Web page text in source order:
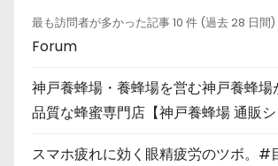
最も訪問者が多かった記事 10 件 (過去 28 日間)
Forum
神戸養蜂場・養蜂場を営む神戸養蜂場
品質な蜂蜜専門店【神戸養蜂場 通販シ
スマホ疲れに効く眼精疲労のツボ。#